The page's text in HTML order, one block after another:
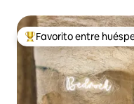
Favorito entre
Favorito entre